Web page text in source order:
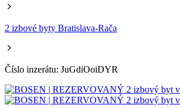
2 izbové byty Bratislava-Rača
Číslo inzerátu: JuGdiOoiDYR